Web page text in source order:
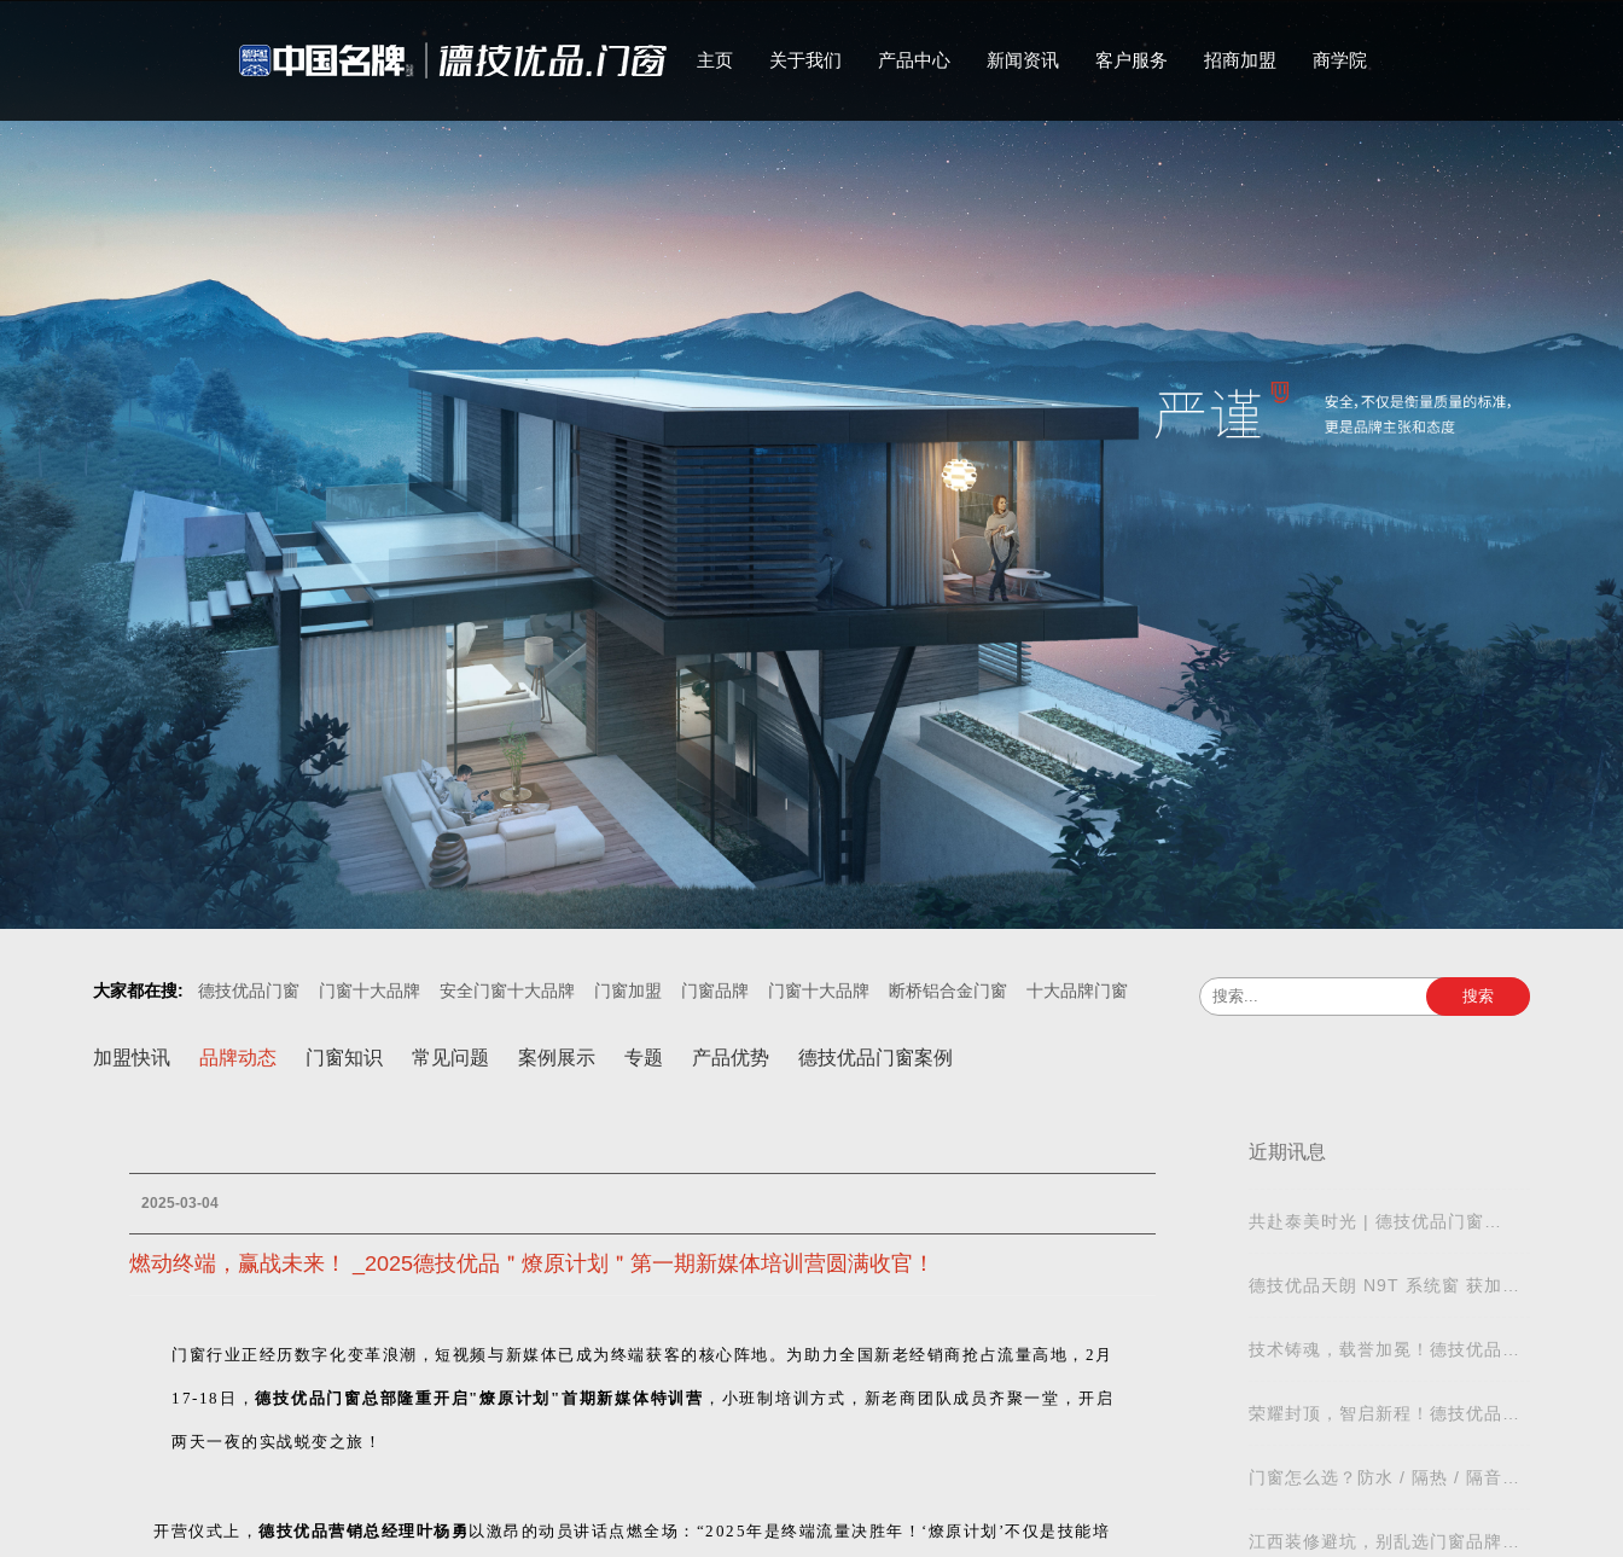
主页 关于我们 产品中心 新闻资讯 客户服务 招商加盟 商学院
大家都在搜: 德技优品门窗 门窗十大品牌 安全门窗十大品牌 门窗加盟 门窗品牌 门窗十大品牌 断桥铝合金门窗 十大品牌门窗 搜索
加盟快讯 品牌动态 门窗知识 常见问题 案例展示 专题 产品优势 德技优品门窗案例
2025-03-04
燃动终端，赢战未来！ _2025德技优品＂燎原计划＂第一期新媒体培训营圆满收官！
门窗行业正经历数字化变革浪潮，短视频与新媒体已成为终端获客的核心阵地。为助力全国新老经销商抢占流量高地，2月
17-18日，德技优品门窗总部 隆重开启"燎原计划"首期新媒体特训营 ，小班制培训方式，新老商团队成员齐聚一堂，开启
两天一夜的实战蜕变之旅！
开营仪式上， 德技优品营销总经理叶杨勇 以激昂的动员讲话点燃全场：“2025年是终端流量决胜年！‘燎原计划’不仅是技能培
近期讯息
共赴泰美时光 | 德技优品门窗
德技优品天朗 N9T 系统窗 获加拿
技术铸魂，载誉加冕！德技优品门
荣耀封顶，智启新程！德技优品门
标杆
门窗怎么选？防水 / 隔热 / 隔音需
业
江西装修避坑，别乱选门窗品牌，